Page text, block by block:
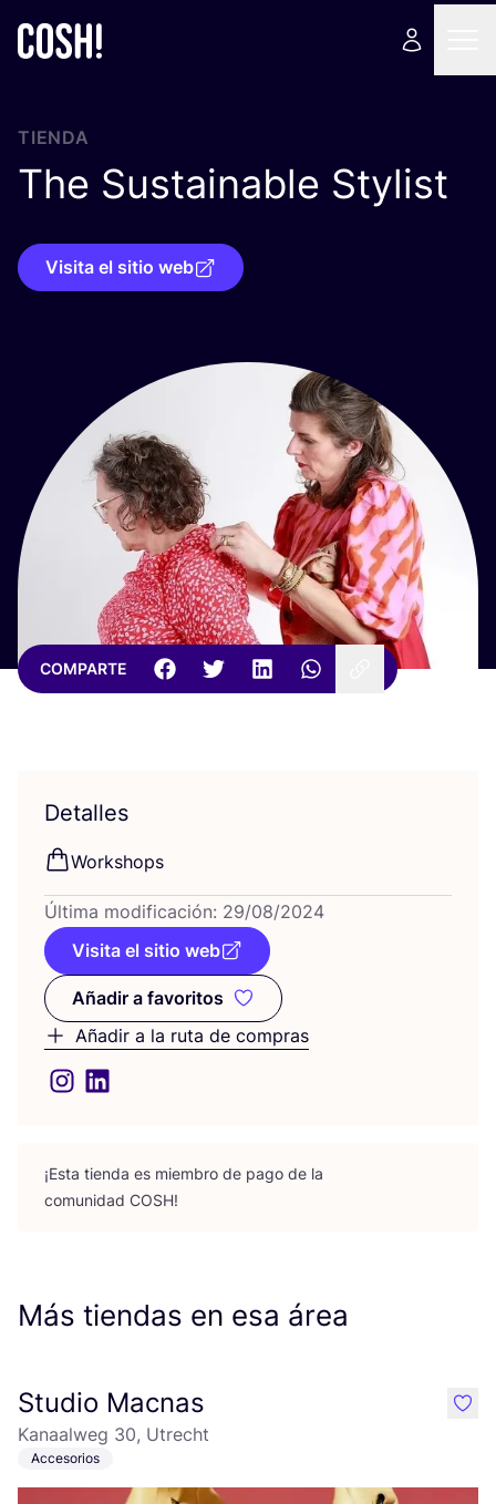
TIENDA
The Sustainable Stylist
Visita el sitio web
COMPARTE
Detalles
Workshops
Últi­ma modi­fi­ca­ción: 29/08/2024
Visita el sitio web
Añadir a favoritos
Añadir a favoritos
Añadir a la ruta de compras
¡Esta tien­da es miem­bro de pago de la
comu­ni­dad COSH!
Más tiendas en esa área
Studio Macnas
Kanaalweg 30, Utrecht
Accesorios
like